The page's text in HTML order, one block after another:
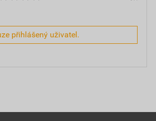
přihlášený uživatel.